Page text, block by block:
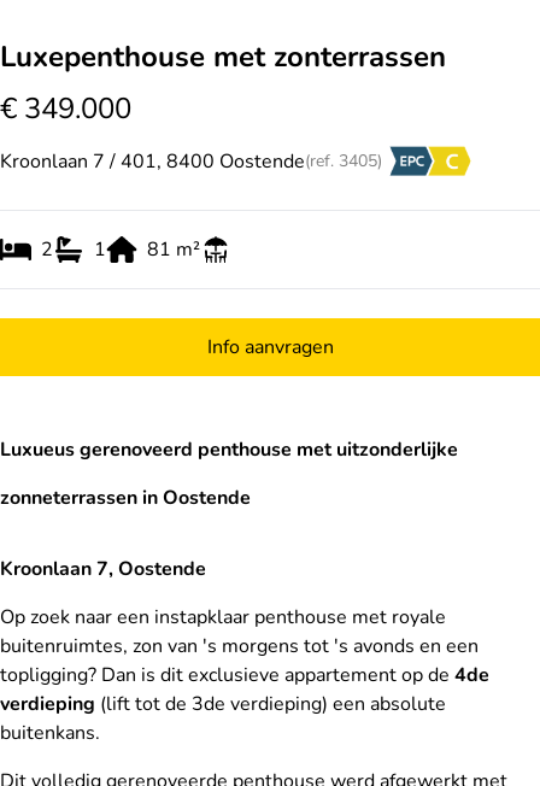
Luxepenthouse met zonterrassen
€ 349.000
Kroonlaan 7 / 401, 8400 Oostende(ref. 3405)
2 1 81 m²
Info aanvragen
Luxueus gerenoveerd penthouse met uitzonderlijke
zonneterrassen in Oostende
Kroonlaan 7, Oostende
Op zoek naar een instapklaar penthouse met royale
buitenruimtes, zon van 's morgens tot 's avonds en een
topligging? Dan is dit exclusieve appartement op de 4de
verdieping (lift tot de 3de verdieping) een absolute
buitenkans.
Dit volledig gerenoveerde penthouse werd afgewerkt met